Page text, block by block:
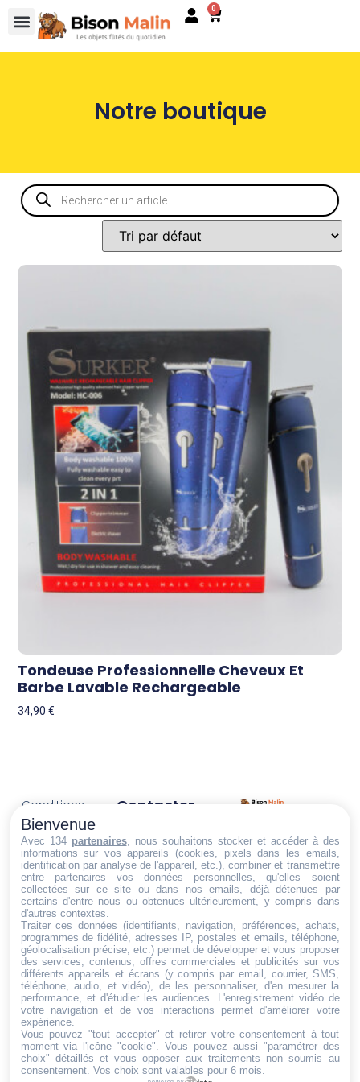
0
Notre boutique
Tondeuse Professionnelle Cheveux Et
Barbe Lavable Rechargeable
34,90€
Trouvez ce qu'il vous faut,
au bon endroit
Conditions
générales
de vente
Politique de
cookies
Politique de
confidentialité
Mentions
légales
Conditions de
retour et de
remboursement
Droit de
rétractation
Contactez-
Email:
dt@sasbms.fr
Bienvenue
Avec 134 partenaires, nous souhaitons stocker et accéder à des
informations sur vos appareils (cookies, pixels dans les emails,
identification par analyse de l'appareil, etc.), combiner et transmettre
entre partenaires vos données personnelles, qu'elles soient
collectées sur ce site ou dans nos emails, déjà détenues par
certains d'entre nous ou obtenues ultérieurement, y compris dans
d'autres contextes.
Traiter ces données (identifiants, navigation, préférences, achats,
programmes de fidélité, adresses IP, postales et emails, téléphone,
géolocalisation précise, etc.) permet de développer et vous proposer
des services, contenus, offres commerciales et publicités sur vos
différents appareils et écrans (y compris par email, courrier, SMS,
téléphone, audio, et vidéo), de les personnaliser, d'en mesurer la
performance, et d'étudier les audiences. L'enregistrement vidéo de
votre navigation et de vos interactions permet d'améliorer votre
expérience.
Vous pouvez "tout accepter" et retirer votre consentement à tout
moment via l'icône "cookie" . Vous pouvez aussi "paramétrer des
choix" détaillés et vous opposer aux traitements non soumis au
consentement. Vos choix sont valables pour 6 mois.